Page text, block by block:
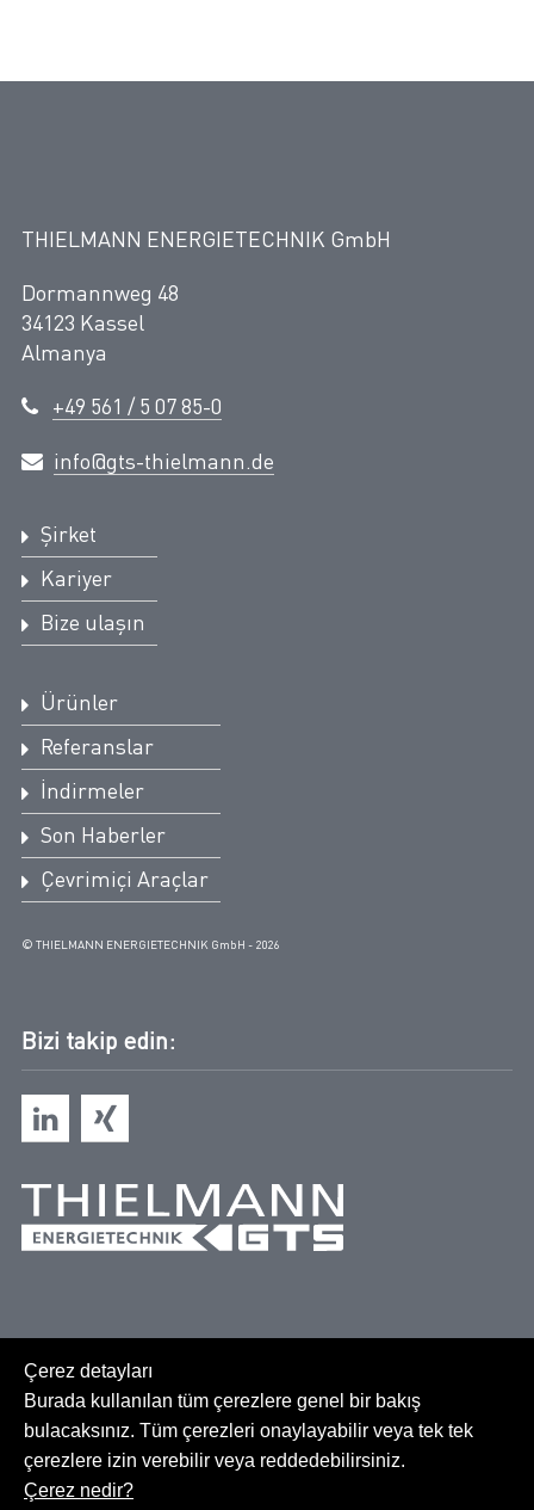
THIELMANN ENERGIETECHNIK GmbH
Dormannweg 48
34123 Kassel
Almanya
+49 561 / 5 07 85-0
info@gts-thielmann.de
Şirket
Kariyer
Bize ulaşın
Ürünler
Referanslar
İndirmeler
Son Haberler
Çevrimiçi Araçlar
© THIELMANN ENERGIETECHNIK GmbH - 2026
Bizi takip edin:
Site Haritası
Çerez detayları
Burada kullanılan tüm çerezlere genel bir bakış
bulacaksınız. Tüm çerezleri onaylayabilir veya tek tek
çerezlere izin verebilir veya reddedebilirsiniz.
Çerez nedir?